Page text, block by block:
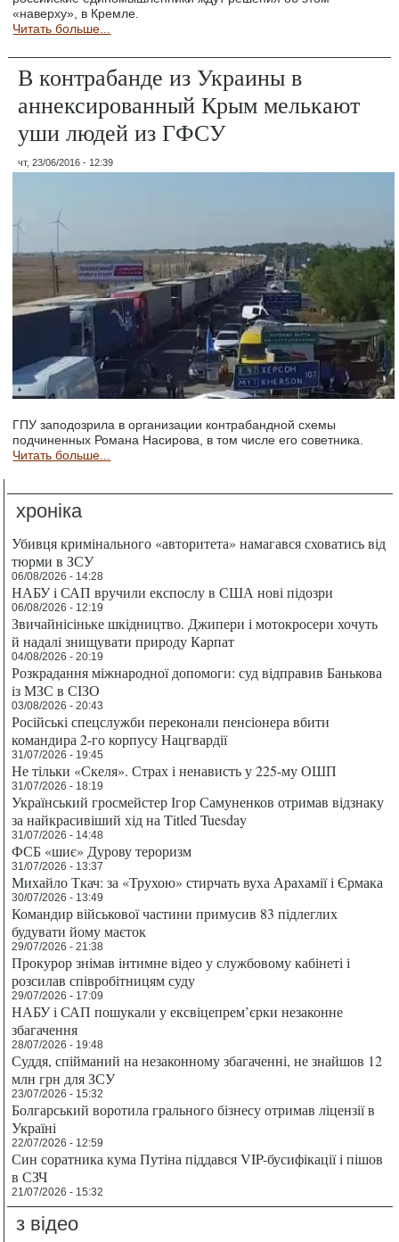
«наверху», в Кремле.
Читать больше...
В контрабанде из Украины в
аннексированный Крым мелькают
уши людей из ГФСУ
чт, 23/06/2016 - 12:39
ГПУ заподозрила в организации контрабандной схемы
подчиненных Романа Насирова, в том числе его советника.
Читать больше...
хроніка
Убивця кримінального «авторитета» намагався сховатись від
тюрми в ЗСУ
06/08/2026 - 14:28
НАБУ і САП вручили експослу в США нові підозри
06/08/2026 - 12:19
Звичайнісіньке шкідництво. Джипери і мотокросери хочуть
й надалі знищувати природу Карпат
04/08/2026 - 20:19
Розкрадання міжнародної допомоги: суд відправив Банькова
із МЗС в СІЗО
03/08/2026 - 20:43
Російські спецслужби переконали пенсіонера вбити
командира 2-го корпусу Нацгвардії
31/07/2026 - 19:45
Не тільки «Скеля». Страх і ненависть у 225-му ОШП
31/07/2026 - 18:19
Український гросмейстер Ігор Самуненков отримав відзнаку
за найкрасивіший хід на Titled Tuesday
31/07/2026 - 14:48
ФСБ «шиє» Дурову тероризм
31/07/2026 - 13:37
Михайло Ткач: за «Трухою» стирчать вуха Арахамії і Єрмака
30/07/2026 - 13:49
Командир військової частини примусив 83 підлеглих
будувати йому маєток
29/07/2026 - 21:38
Прокурор знімав інтимне відео у службовому кабінеті і
розсилав співробітницям суду
29/07/2026 - 17:09
НАБУ і САП пошукали у ексвіцепрем’єрки незаконне
збагачення
28/07/2026 - 19:48
Суддя, спійманий на незаконному збагаченні, не знайшов 12
млн грн для ЗСУ
23/07/2026 - 15:32
Болгарський воротила грального бізнесу отримав ліцензії в
Україні
22/07/2026 - 12:59
Син соратника кума Путіна піддався VIP-бусифікації і пішов
в СЗЧ
21/07/2026 - 15:32
з відео